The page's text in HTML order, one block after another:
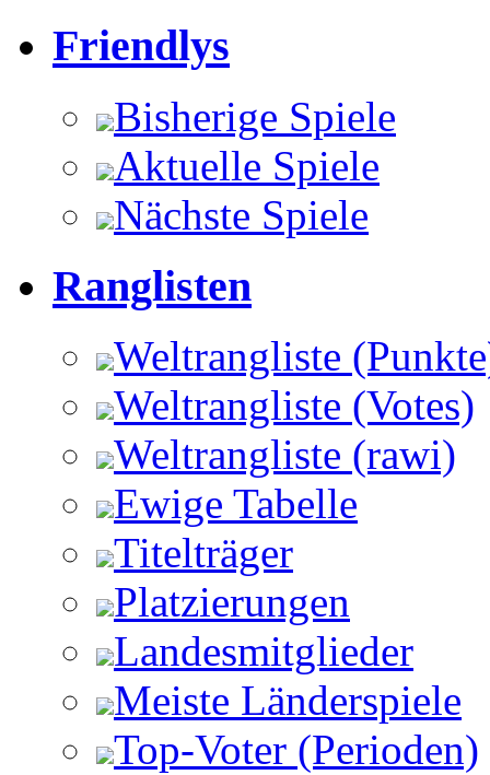
Friendlys
Bisherige Spiele
Aktuelle Spiele
Nächste Spiele
Ranglisten
Weltrangliste
Weltrangliste (Votes)
Weltrangliste (rawi)
Ewige Tabelle
Titelträger
Platzierungen
Landesmitglieder
Meiste Länderspiele
Top-Voter (Perioden)